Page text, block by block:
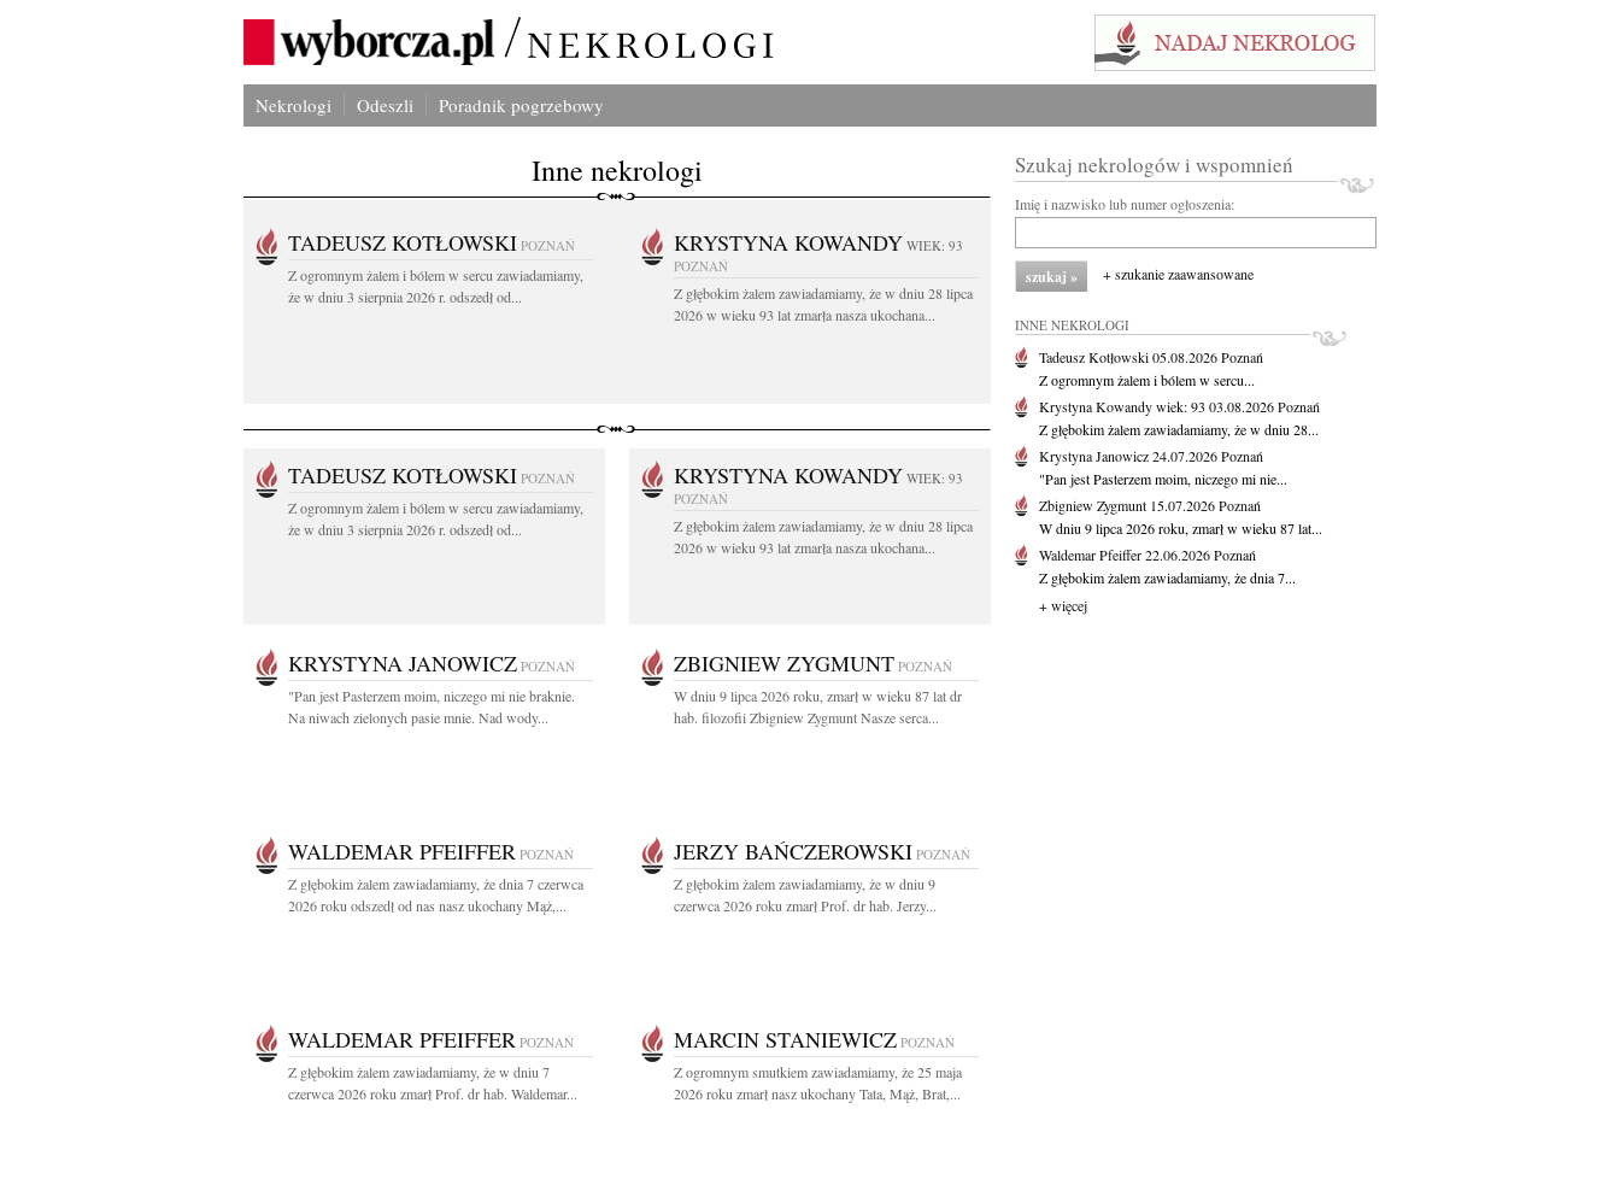
Nekrologi Odeszli Poradnik pogrzebowy
Inne nekrologi
TADEUSZ KOTŁOWSKI POZNAŃ
Z ogromnym żalem i bólem w sercu zawiadamiamy,
że w dniu 3 sierpnia 2026 r. odszedł od...
KRYSTYNA KOWANDY WIEK: 93
POZNAŃ
Z głębokim żalem zawiadamiamy, że w dniu 28 lipca
2026 w wieku 93 lat zmarła nasza ukochana...
TADEUSZ KOTŁOWSKI POZNAŃ
Z ogromnym żalem i bólem w sercu zawiadamiamy,
że w dniu 3 sierpnia 2026 r. odszedł od...
KRYSTYNA KOWANDY WIEK: 93
POZNAŃ
Z głębokim żalem zawiadamiamy, że w dniu 28 lipca
2026 w wieku 93 lat zmarła nasza ukochana...
KRYSTYNA JANOWICZ POZNAŃ
"Pan jest Pasterzem moim, niczego mi nie braknie.
Na niwach zielonych pasie mnie. Nad wody...
ZBIGNIEW ZYGMUNT POZNAŃ
W dniu 9 lipca 2026 roku, zmarł w wieku 87 lat dr
hab. filozofii Zbigniew Zygmunt Nasze serca...
WALDEMAR PFEIFFER POZNAŃ
Z głębokim żalem zawiadamiamy, że dnia 7 czerwca
2026 roku odszedł od nas nasz ukochany Mąż,...
JERZY BAŃCZEROWSKI POZNAŃ
Z głębokim żalem zawiadamiamy, że w dniu 9
czerwca 2026 roku zmarł Prof. dr hab. Jerzy...
WALDEMAR PFEIFFER POZNAŃ
Z głębokim żalem zawiadamiamy, że w dniu 7
czerwca 2026 roku zmarł Prof. dr hab. Waldemar...
MARCIN STANIEWICZ POZNAŃ
Z ogromnym smutkiem zawiadamiamy, że 25 maja
2026 roku zmarł nasz ukochany Tata, Mąż, Brat,...
Szukaj nekrologów i wspomnień
Imię i nazwisko lub numer ogłoszenia:
+ szukanie zaawansowane
INNE NEKROLOGI
Tadeusz Kotłowski05.08.2026Poznań
Z ogromnym żalem i bólem w sercu...
Krystyna Kowandywiek: 93 03.08.2026Poznań
Z głębokim żalem zawiadamiamy, że w dniu 28...
Krystyna Janowicz24.07.2026Poznań
"Pan jest Pasterzem moim, niczego mi nie...
Zbigniew Zygmunt 15.07.2026Poznań
W dniu 9 lipca 2026 roku, zmarł w wieku 87 lat...
Waldemar Pfeiffer22.06.2026Poznań
Z głębokim żalem zawiadamiamy, że dnia 7...
+ więcej